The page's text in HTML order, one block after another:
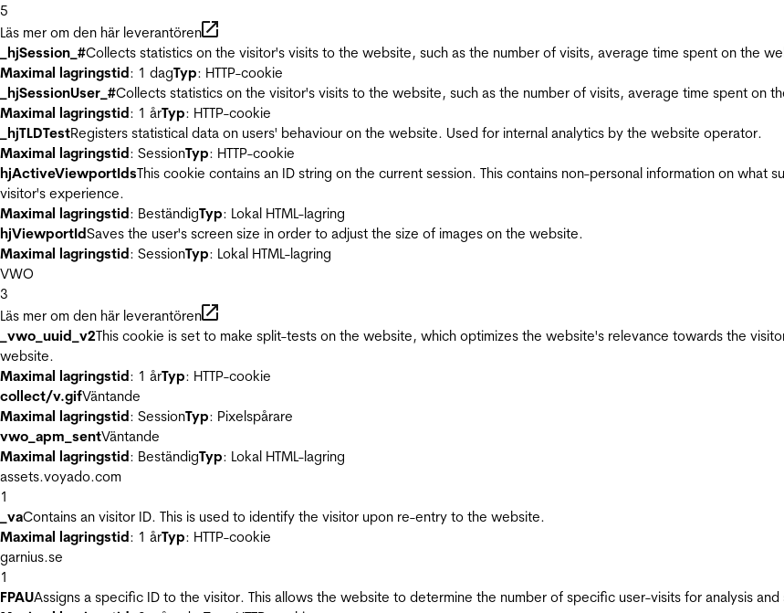
5
Läs mer om den här leverantören
_hjSession_#Collects statistics on the visitor's visits to the website, such as the number of visits, average time spent on the
Maximal lagringstid: 1 dagTyp: HTTP-cookie
_hjSessionUser_#Collects statistics on the visitor's visits to the website, such as the number of visits, average time spent on
Maximal lagringstid: 1 årTyp: HTTP-cookie
_hjTLDTestRegisters statistical data on users' behaviour on the website. Used for internal analytics by the website operator.
Maximal lagringstid: SessionTyp: HTTP-cookie
hjActiveViewportIdsThis cookie contains an ID string on the current session. This contains non-personal information on what
visitor's experience.
Maximal lagringstid: BeständigTyp: Lokal HTML-lagring
hjViewportIdSaves the user's screen size in order to adjust the size of images on the website.
Maximal lagringstid: SessionTyp: Lokal HTML-lagring
VWO
3
Läs mer om den här leverantören
_vwo_uuid_v2This cookie is set to make split-tests on the website, which optimizes the website's relevance towards the
website.
Maximal lagringstid: 1 årTyp: HTTP-cookie
collect/v.gifVäntande
Maximal lagringstid: SessionTyp: Pixelspårare
vwo_apm_sentVäntande
Maximal lagringstid: BeständigTyp: Lokal HTML-lagring
assets.voyado.com
1
_vaContains an visitor ID. This is used to identify the visitor upon re-entry to the website.
Maximal lagringstid: 1 årTyp: HTTP-cookie
garnius.se
1
FPAUAssigns a specific ID to the visitor. This allows the website to determine the number of specific user-visits for analysis and